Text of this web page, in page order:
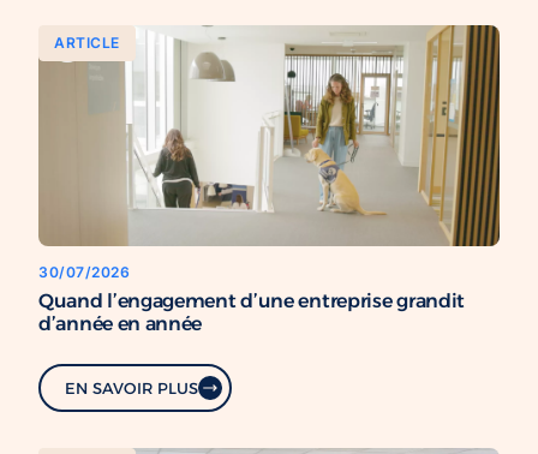
ARTICLE
30/07/2026
Quand l’engagement d’une entreprise grandit
d’année en année
EN SAVOIR PLUS